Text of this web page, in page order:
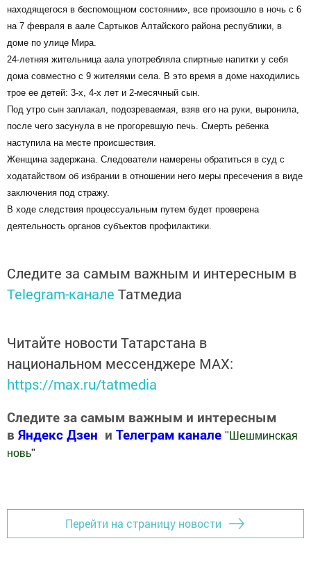
находящегося в беспомощном состоянии», все произошло в ночь с 6
на 7 февраля в аале Сартыков Алтайского района республики, в
доме по улице Мира.
24-летняя жительница аала употребляла спиртные напитки у себя
дома совместно с 9 жителями села. В это время в доме находились
трое ее детей: 3-х, 4-х лет и 2-месячный сын.
Под утро сын заплакал, подозреваемая, взяв его на руки, выронила,
после чего засунула в не прогоревшую печь. Смерть ребенка
наступила на месте происшествия.
Женщина задержана. Следователи намерены обратиться в суд с
ходатайством об избрании в отношении него меры пресечения в виде
заключения под стражу.
В ходе следствия процессуальным путем будет проверена
деятельность органов субъектов профилактики.
Следите за самым важным и интересным в
Telegram-канале Татмедиа
Читайте новости Татарстана в
национальном мессенджере MАХ:
https://max.ru/tatmedia
Следите за самым важным и интересным
в Яндекс Дзен и Телеграм канале " Шешминская
новь"
Перейти на страницу новости